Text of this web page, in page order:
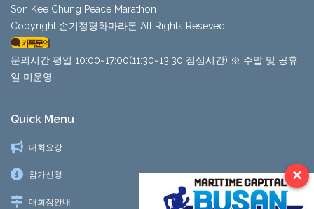
Son Kee Chung Peace Marathon
Copyright 손기정평화마라톤 All Rights Reseved.
카톡문의
문의시간 평일 10:00~17:00(11:30~13:30 점심시간) ※ 주말 및 공휴
일 미운영
Quick Menu
대회요강
참가신청
대회장안내
×